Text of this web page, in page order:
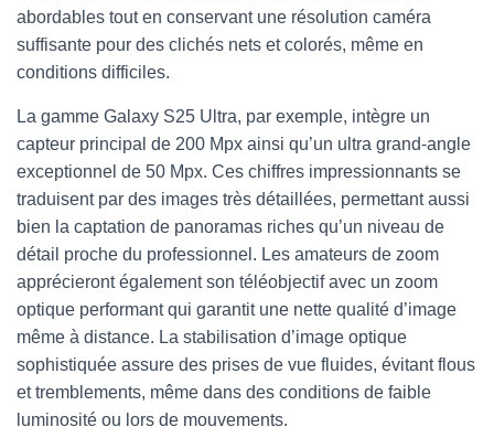
abordables tout en conservant une résolution caméra
suffisante pour des clichés nets et colorés, même en
conditions difficiles.
La gamme Galaxy S25 Ultra, par exemple, intègre un
capteur principal de 200 Mpx ainsi qu’un ultra grand-angle
exceptionnel de 50 Mpx. Ces chiffres impressionnants se
traduisent par des images très détaillées, permettant aussi
bien la captation de panoramas riches qu’un niveau de
détail proche du professionnel. Les amateurs de zoom
apprécieront également son téléobjectif avec un zoom
optique performant qui garantit une nette qualité d’image
même à distance. La stabilisation d’image optique
sophistiquée assure des prises de vue fluides, évitant flous
et tremblements, même dans des conditions de faible
luminosité ou lors de mouvements.